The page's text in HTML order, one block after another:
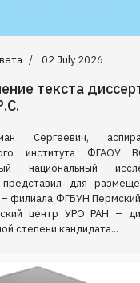
02 July 2026
текста
Сергеевич,
института ФГАОУ
национальный
представил для
филиала ФГБУН
центр УРО РАН –
степени кандидата...